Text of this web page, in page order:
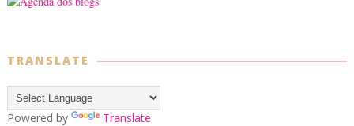
TRANSLATE
Powered by Translate